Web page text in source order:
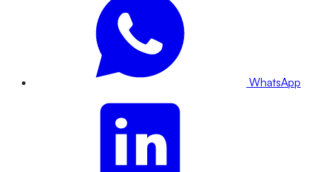
WhatsApp